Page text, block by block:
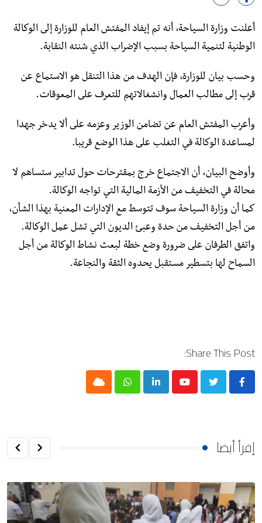
أعلنت وزارة السياحة، أنه تم إيفاد المفتش العام للوزارة إلى الوكالة
الوطنية لتنمية السياحة بسبب الإضراب الذي شنته النقابة.
وحسب بيان للوزارة، فإن الهدف من هذا التنقل هو الاستماع عن
قرب إلى مطالب العمال وانشغالاتهم للتعرف على المعوقات.
وأعرب المفتش العام عن تضامن الوزير وعزمه على ألا يدخر جهدا
لمساعدة الوكالة في التغلب على هذا الوضع قريبا.
وأوضح البيان، أن الاجتماع خرج بمقترحات حول تدابير ستساهم لا
محالة في التخفيف من الأزمة المالية التي تواجه الوكالة.
كما أن وزارة السياحة سوف تتوسط مع الإدارات المعنية بهذا الشأن،
من أجل التخفيف من حدة وعبئ الديون التي تشل عمل الوكالة.
واتفق الطرفان على ضرورة وضع خطة لبعث نشاط الوكالة من أجل
السماح لها بتسطير مستقبل يحدوه الثقة والنجاعة.
Share This Post:
Youtube
LinkedIn
Whatsapp
Cloud
إقرأ أيضا